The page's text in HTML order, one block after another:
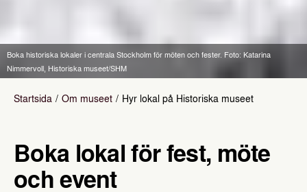
Boka historiska lokaler i centrala Stockholm för möten och fester. Foto: Katarina
Nimmervoll, Historiska museet/SHM
Startsida Om museet Hyr lokal på Historiska museet
Boka lokal för fest, möte
och event